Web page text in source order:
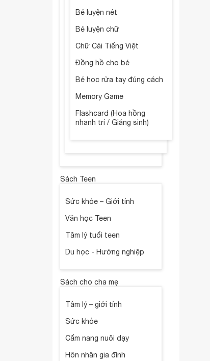
Bé luyện nét
Bé luyện chữ
Chữ Cái Tiếng Việt
Đồng hồ cho bé
Bé học rửa tay đúng cách
Memory Game
Flashcard (Hoa hồng
nhanh trí / Giáng sinh)
Sách Teen
Sức khỏe – Giới tính
Văn học Teen
Tâm lý tuổi teen
Du học - Hướng nghiệp
Sách cho cha mẹ
Tâm lý – giới tính
Sức khỏe
Cẩm nang nuôi dạy
Hôn nhân gia đình